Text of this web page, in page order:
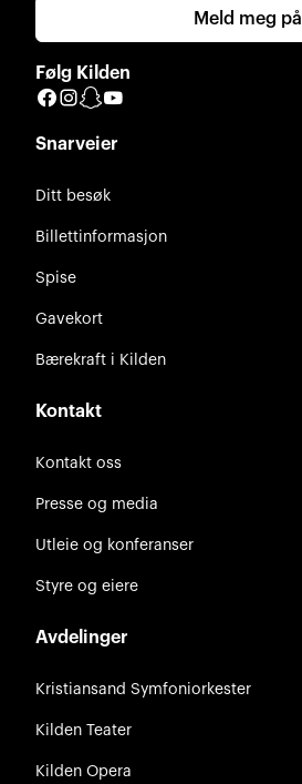
Meld meg på
Følg Kilden
Facebook
Instagram
Snapchat
Snarveier
Ditt besøk
Billettinformasjon
Spise
Gavekort
Bærekraft i Kilden
Kontakt
Kontakt oss
Presse og media
Utleie og konferanser
Styre og eiere
Avdelinger
Kristiansand Symfoniorkester
Kilden Teater
Kilden Opera